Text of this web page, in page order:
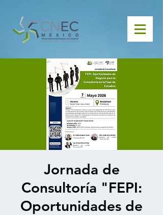
Jornada de
Consultoría "FEPI:
Oportunidades de